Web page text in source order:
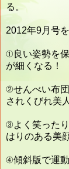
る。
2012年9月号
①良い姿勢を
が細くなる！
②せんべい布
されくびれ美
③よく笑った
はりのある美
④傾斜版で運